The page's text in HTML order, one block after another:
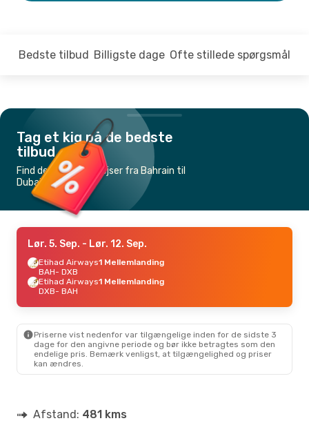
Bedste tilbud Billigste dage Ofte stillede spørgsmål
Tag et kig på de bedste
tilbud
Find de billigste flyrejser fra Bahrain til
Dubai
Lør. 5. Sep. - Lør. 12. Sep.
Etihad Airways1 Mellemlanding
BAH- DXB
Etihad Airways1 Mellemlanding
DXB- BAH
Priserne vist nedenfor var tilgængelige inden for de sidste 3
dage for den angivne periode og bør ikke betragtes som den
endelige pris. Bemærk venligst, at tilgængelighed og priser
kan ændres.
Afstand: 481 kms